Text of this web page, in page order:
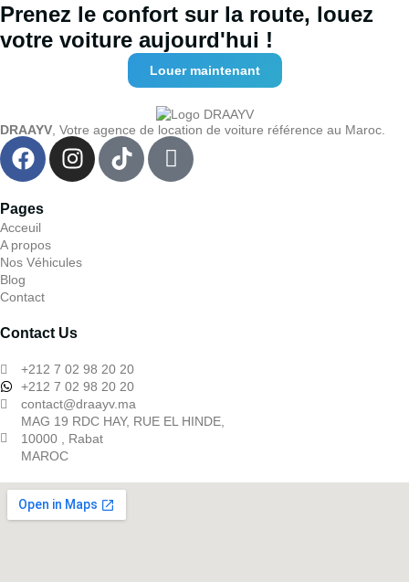
Prenez le confort sur la route, louez
votre voiture aujourd'hui !
Louer maintenant
DRAAYV , Votre agence de location de voiture référence au Maroc.
Pages
Acceuil
A propos
Nos Véhicules
Blog
Contact
Contact Us
+212 7 02 98 20 20
+212 7 02 98 20 20
contact@draayv.ma
MAG 19 RDC HAY, RUE EL HINDE,
10000 , Rabat
MAROC